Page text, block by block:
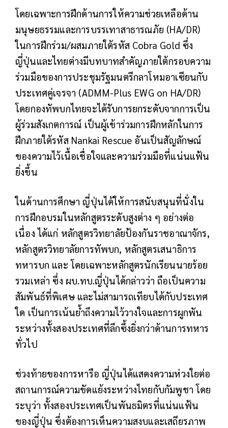
โดยเฉพาะการฝึกด้านการให้ความช่วยเหลือด้าน
มนุษยธรรมและการบรรเทาสาธารณภัย (HA/DR)
ในการฝึกร่วม/ผสมภายใต้รหัส Cobra Gold ซึ่ง
ญี่ปุ่นและไทยต่างมีบทบาทสำคัญภายใต้กรอบความ
ร่วมมือของการประชุมรัฐมนตรีกลาโหมอาเซียนกับ
ประเทศคู่เจรจา (ADMM-Plus EWG on HA/DR)
โดยกองทัพบกไทยจะได้รับการยกระดับจากการเป็น
ผู้ร่วมสังเกตการณ์ เป็นผู้เข้าร่วมการฝึกหลักในการ
ฝึกภายใต้รหัส Nankai Rescue อันเป็นสัญลักษณ์
ของความไว้เนื้อเชื่อใจและความร่วมมือที่แน่นแฟ้น
ยิ่งขึ้น
ในด้านการศึกษา ญี่ปุ่นได้ให้การสนับสนุนที่นั่งใน
การฝึกอบรมในหลักสูตรระดับสูงต่าง ๆ อย่างต่อ
เนื่อง ได้แก่ หลักสูตรวิทยาลัยป้องกันราชอาณาจักร,
หลักสูตรวิทยาลัยการทัพบก, หลักสูตรเสนาธิการ
ทหารบก และ โดยเฉพาะหลักสูตรนักเรียนนายร้อย
รวมเหล่า ซึ่ง ผบ.ทบ.ญี่ปุ่นได้กล่าวว่า ถือเป็นความ
สัมพันธ์ที่พิเศษ และไม่สามารถเทียบได้กับประเทศ
ใด เป็นการเน้นย้ำถึงความไว้วางใจและการผูกพัน
ระหว่างทั้งสองประเทศที่ลึกซึ้งยิ่งกว่าด้านการทหาร
ทั่วไป
ช่วงท้ายของการหารือ ญี่ปุ่นได้แสดงความห่วงใยต่อ
สถานการณ์ความขัดแย้งระหว่างไทยกับกัมพูชา โดย
ระบุว่า ทั้งสองประเทศเป็นพันธมิตรที่แน่นแฟ้น
ของญี่ปุ่น ซึ่งต้องการเห็นความสงบและเสถียรภาพ